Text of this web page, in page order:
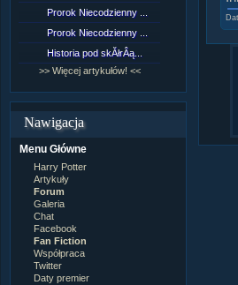
Lord Voldemort
Lucjusz Malfoy
Luna Lovegood
Minerwa MacGonagall
Neville Longbottom
Nimfadora Tonks
Ron Weasley
Rose Weasley
Rowena Ravenclaw
Salazar Slytherin
Scorpius Malfoy
Severus Snape
Syriusz Black
Teddy Lupin
wÂłasna postaĂŚ
Prorok Niecodzienny ...
Prorok Niecodzienny ...
Historia pod skĂłrÂą...
>> Więcej artykułów! <<
Nawigacja
Menu Główne
Harry Potter
Artykuły
Forum
Galeria
Chat
Facebook
Fan Fiction
Współpraca
Twitter
Daty premier